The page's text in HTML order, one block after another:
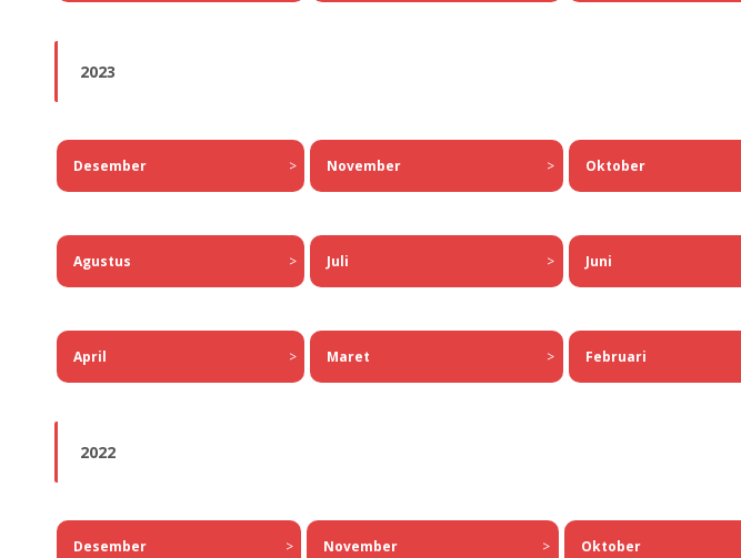
2023
Desember > November > Oktober
Agustus > Juli > Juni
April > Maret > Februari
2022
Desember > November > Oktober